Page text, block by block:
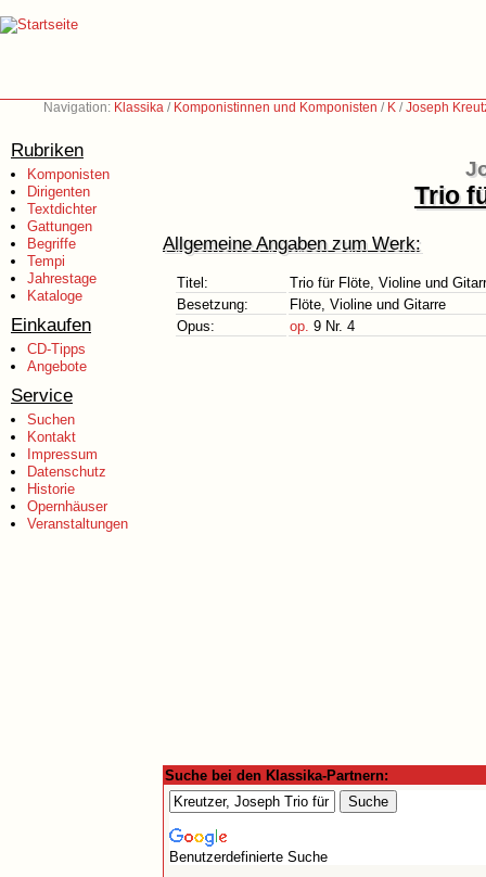
Navigation: Klassika / Komponistinnen und Komponisten / K /Joseph
Rubriken
Komponisten
Dirigenten
Textdichter
Gattungen
Begriffe
Tempi
Jahrestage
Kataloge
Einkaufen
CD-Tipps
Angebote
Service
Suchen
Kontakt
Impressum
Datenschutz
Historie
Opernhäuser
Veranstaltungen
Trio
Allgemeine Angaben zum Werk:
Titel:
Trio für Flöte, Violine und
Besetzung:
Flöte, Violine und Gitarre
Opus:
op. 9 Nr. 4
Suche bei den Klassika-Partnern:
Benutzerdefinierte Suche